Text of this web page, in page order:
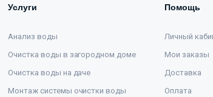
Услуги
Анализ воды
Очистка воды в загородном доме
Очистка воды на даче
Монтаж системы очистки воды
Помощь
Личный
Мои заказы
Доставка
Оплата